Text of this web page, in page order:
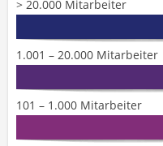
> 20.000 Mitarbeiter
1.001 – 20.000 Mitarbeiter
101 – 1.000 Mitarbeiter